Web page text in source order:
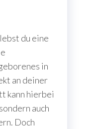
du eine
in
an deiner
kann hierbei
auch
Doch